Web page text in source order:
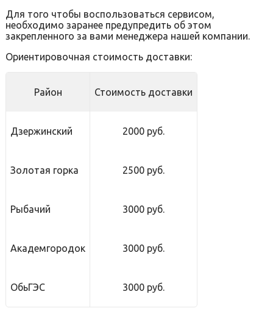
Для того чтобы воспользоваться сервисом,
необходимо заранее предупредить об этом
закрепленного за вами менеджера нашей компании.
Ориентировочная стоимость доставки:
Район Стоимость доставки
Дзержинский 2000 руб.
Золотая горка 2500 руб.
Рыбачий 3000 руб.
Академгородок 3000 руб.
ОбьГЭС 3000 руб.